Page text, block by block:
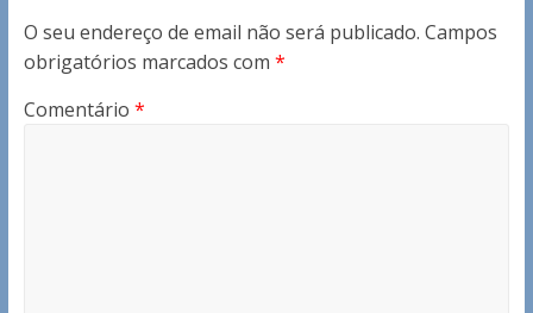
O seu endereço de email não será publicado. Campos
obrigatórios marcados com *
Comentário *